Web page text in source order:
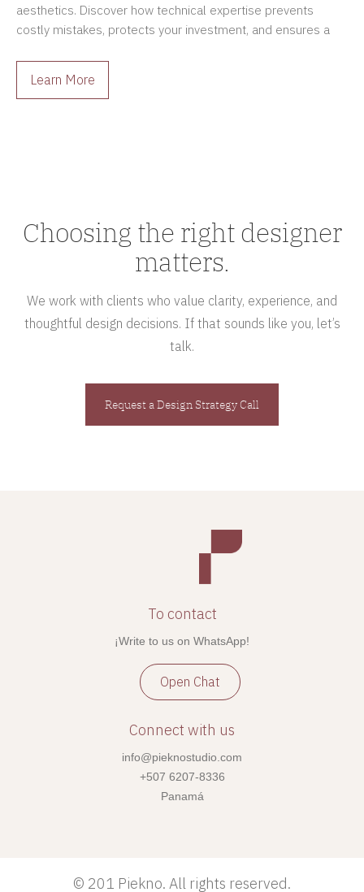
aesthetics. Discover how technical expertise prevents
costly mistakes, protects your investment, and ensures a
Learn More
Choosing the right designer
matters.
We work with clients who value clarity, experience, and
thoughtful design decisions. If that sounds like you, let’s
talk.
Request a Design Strategy Call
To contact
¡Write to us on WhatsApp!
Open Chat
Connect with us
info@pieknostudio.com
+507 6207-8336
Panamá
© 201 Piekno. All rights reserved.